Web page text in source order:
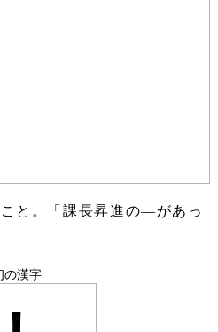
と。「課長昇進の―があっ
の漢字